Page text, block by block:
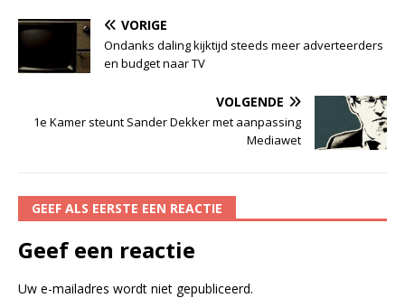
VORIGE
Ondanks daling kijktijd steeds meer adverteerders
en budget naar TV
VOLGENDE
1e Kamer steunt Sander Dekker met aanpassing
Mediawet
GEEF ALS EERSTE EEN REACTIE
Geef een reactie
Uw e-mailadres wordt niet gepubliceerd.